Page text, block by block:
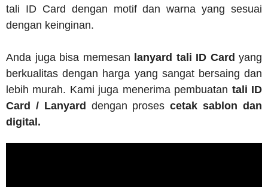
tali ID Card dengan motif dan warna yang sesuai
dengan keinginan.
Anda juga bisa memesan lanyard tali ID Card yang
berkualitas dengan harga yang sangat bersaing dan
lebih murah. Kami juga menerima pembuatan tali ID
Card / Lanyard dengan prosescetak sablon dan
digital.